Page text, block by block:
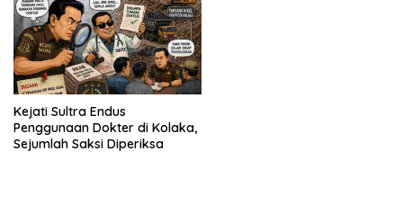
Kejati Sultra Endus
Penggunaan Dokter di Kolaka,
Sejumlah Saksi Diperiksa